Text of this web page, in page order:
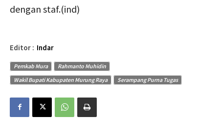
dengan staf.(ind)
Editor : Indar
Pemkab Mura
Rahmanto Muhidin
Wakil Bupati Kabupaten Murung Raya
Serampang Purna Tugas